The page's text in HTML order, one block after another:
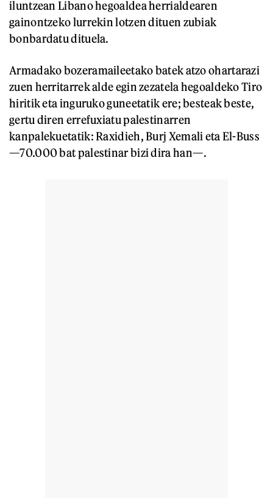
iluntzean Libano hegoaldea herrialdearen
gainontzeko lurrekin lotzen dituen zubiak
bonbardatu dituela.
Armadako bozeramaileetako batek atzo ohartarazi
zuen herritarrek alde egin zezatela hegoaldeko Tiro
hiritik eta inguruko guneetatik ere; besteak beste,
gertu diren errefuxiatu palestinarren
kanpalekuetatik: Raxidieh, Burj Xemali eta El-Buss
—70.000 bat palestinar bizi dira han—.